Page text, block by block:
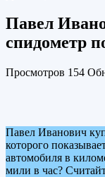
Павел
спидометр
Просмотров 154
Павел Иванович
которого
автомобиля в
мили в час?